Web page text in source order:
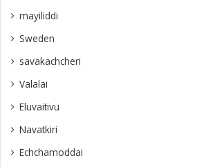
mayiliddi
Sweden
savakachcheri
Valalai
Eluvaitivu
Navatkiri
Echchamoddai